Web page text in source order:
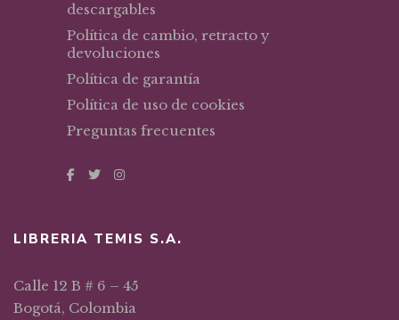
descargables
Política de cambio, retracto y
devoluciones
Política de garantía
Política de uso de cookies
Preguntas frecuentes
LIBRERIA TEMIS S.A.
Calle 12 B # 6 – 45
Bogotá, Colombia